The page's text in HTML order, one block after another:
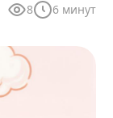
8 6 минут